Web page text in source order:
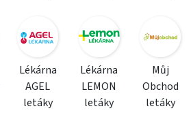
Lékárna
AGEL
letáky
Lékárna
LEMON
letáky
Můj
Obchod
letáky